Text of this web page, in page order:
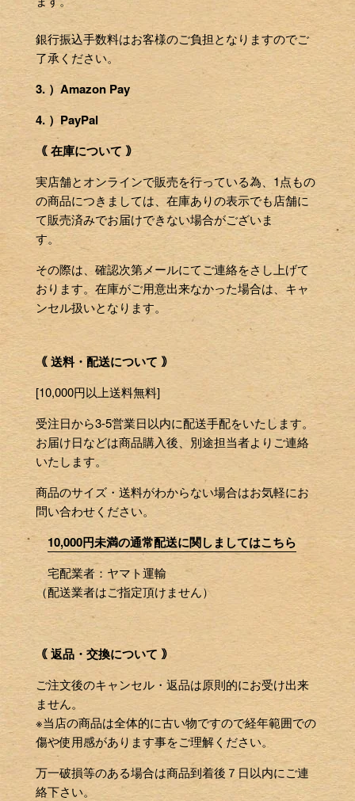
銀行振込手数料はお客様のご負担となりますのでご
了承ください。
3. ）Amazon Pay
4. ）PayPal
｟ 在庫について ｠
実店舗とオンラインで販売を行っている為、1点もの
の商品につきましては、在庫ありの表示でも店舗に
て販売済みでお届けできない場合がございま
す。
その際は、確認次第メールにてご連絡をさし上げて
おります。在庫がご用意出来なかった場合は、キャ
ンセル扱いとなります。
｟ 送料・配送について ｠
[10,000円以上送料無料]
受注日から3-5営業日以内に配送手配をいたします。
お届け日などは商品購入後、別途担当者よりご連絡
いたします。
商品のサイズ・送料がわからない場合はお気軽にお
問い合わせください。
10,000円未満の通常配送に関しましてはこちら
宅配業者：ヤマト運輸
（配送業者はご指定頂けません）
｟ 返品・交換について ｠
ご注文後のキャンセル・返品は原則的にお受け出来
ません。
※当店の商品は全体的に古い物ですので経年範囲での
傷や使用感があります事をご理解ください。
万一破損等のある場合は商品到着後７日以内にご連
絡下さい。